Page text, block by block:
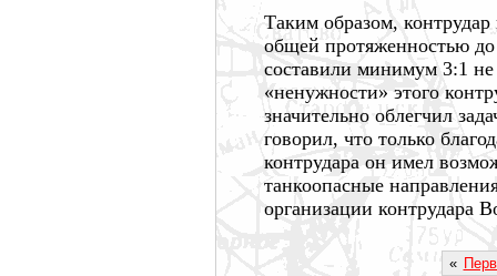
Таким образом,
общей протяженностью
составили минимум 3:1
«ненужности» этого
значительно облегчил
говорил, что только
контрудара он имел
танкоопасные
организации контрудара
«